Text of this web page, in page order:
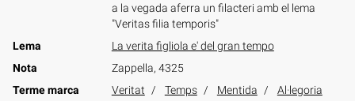
a la vegada aferra un filacteri amb el lema
"Veritas filia temporis"
Lema
La verita figliola e' del gran tempo
Nota
Zappella, 4325
Terme marca
Veritat Temps Mentida Al·legoria